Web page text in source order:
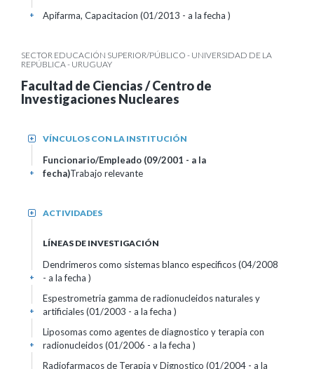
Apifarma, Capacitacion (01/2013 - a la fecha )
+
SECTOR EDUCACIÓN SUPERIOR/PÚBLICO - UNIVERSIDAD DE LA
REPÚBLICA - URUGUAY
Facultad de Ciencias / Centro de
Investigaciones Nucleares
VÍNCULOS CON LA INSTITUCIÓN
+
Funcionario/Empleado (09/2001 - a la
fecha)Trabajo relevante
+
ACTIVIDADES
+
LÍNEAS DE INVESTIGACIÓN
Dendrimeros como sistemas blanco especificos (04/2008
- a la fecha )
+
Espestrometria gamma de radionucleidos naturales y
artificiales (01/2003 - a la fecha )
+
Liposomas como agentes de diagnostico y terapia con
radionucleidos (01/2006 - a la fecha )
+
Radiofarmacos de Terapia y Dignostico (01/2004 - a la